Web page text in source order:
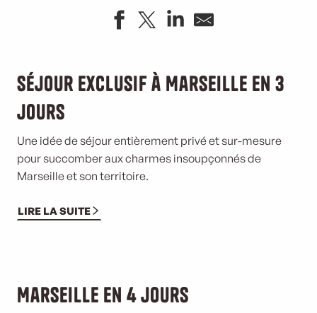
Séjour exclusif à Marseille en 3
jours
Une idée de séjour entièrement privé et sur-mesure
pour succomber aux charmes insoupçonnés de
Marseille et son territoire.
LIRE LA SUITE
Marseille en 4 jours